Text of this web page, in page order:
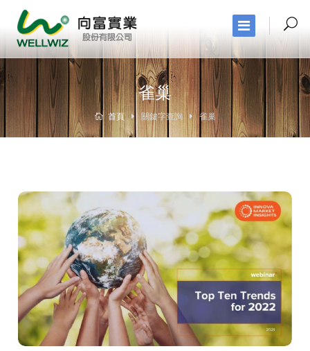
雀巢
首頁 關鍵字查詢 雀巢